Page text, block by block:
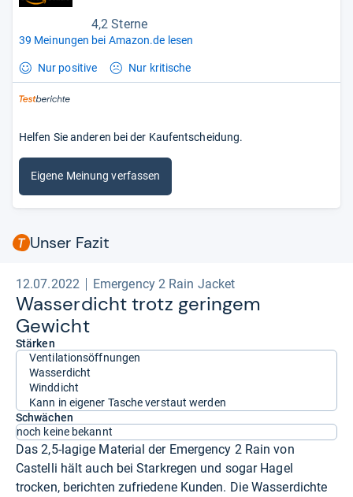
4,2 Sterne
39 Meinungen bei Amazon.de lesen
Nur positive Nur kritische
Helfen Sie anderen bei der Kaufentscheidung.
Eigene Meinung verfassen
Unser Fazit
12.07.2022 Emergency 2 Rain Jacket
Was­ser­dicht trotz gerin­gem
Gewicht
Stärken
Ventilationsöffnungen
Wasserdicht
Winddicht
Kann in eigener Tasche verstaut werden
Schwächen
noch keine bekannt
Das 2,5-lagige Material der Emergency 2 Rain von
Castelli hält auch bei Starkregen und sogar Hagel
trocken, berichten zufriedene Kunden. Die Wasserdichte